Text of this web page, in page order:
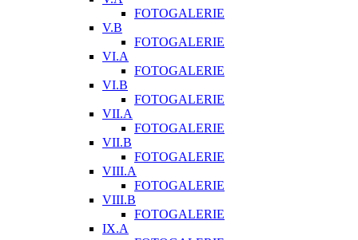
FOTOGALERIE
V.B
FOTOGALERIE
VI.A
FOTOGALERIE
VI.B
FOTOGALERIE
VII.A
FOTOGALERIE
VII.B
FOTOGALERIE
VIII.A
FOTOGALERIE
VIII.B
FOTOGALERIE
IX.A